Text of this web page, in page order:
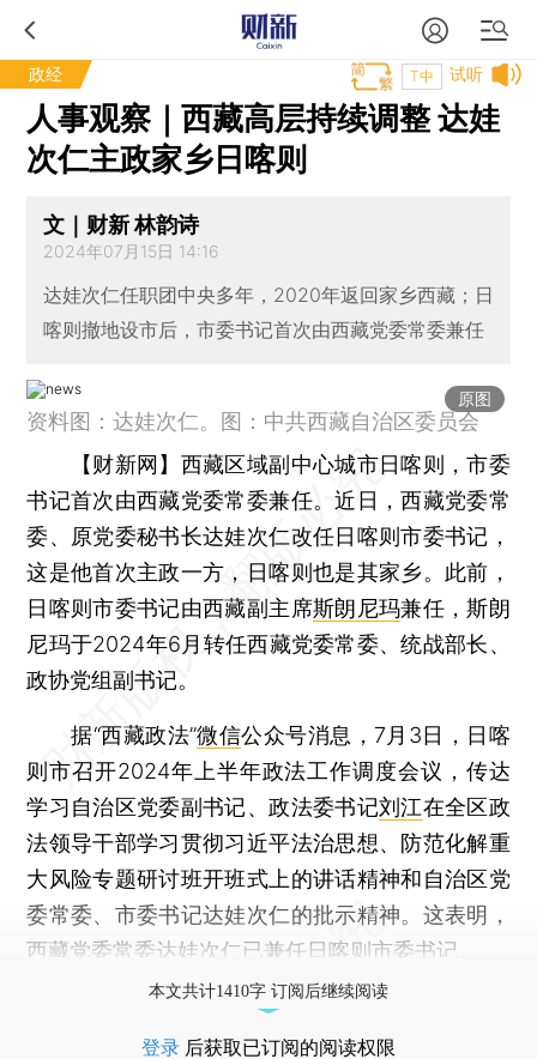
政经 试听
T中
人事观察｜西藏高层持续调整 达娃
次仁主政家乡日喀则
文｜财新 林韵诗
2024年07月15日 14:16
达娃次仁任职团中央多年，2020年返回家乡西藏；日
喀则撤地设市后，市委书记首次由西藏党委常委兼任
原图
资料图：达娃次仁。图：中共西藏自治区委员会
【财新网】 西藏区域副中心城市日喀则，市委
书记首次由西藏党委常委兼任。近日，西藏党委常
委、原党委秘书长达娃次仁改任日喀则市委书记，
这是他首次主政一方，日喀则也是其家乡。此前，
日喀则市委书记由西藏副主席斯朗尼玛兼任，斯朗
尼玛于2024年6月转任西藏党委常委、统战部长、
政协党组副书记。
据“西藏政法”微信公众号消息，7月3日，日喀
则市召开2024年上半年政法工作调度会议，传达
学习自治区党委副书记、政法委书记刘江在全区政
法领导干部学习贯彻习近平法治思想、防范化解重
大风险专题研讨班开班式上的讲话精神和自治区党
委常委、市委书记达娃次仁的批示精神。这表明，
西藏党委常委达娃次仁已兼任日喀则市委书记。
本文共计1410字 订阅后继续阅读
登录 后获取已订阅的阅读权限